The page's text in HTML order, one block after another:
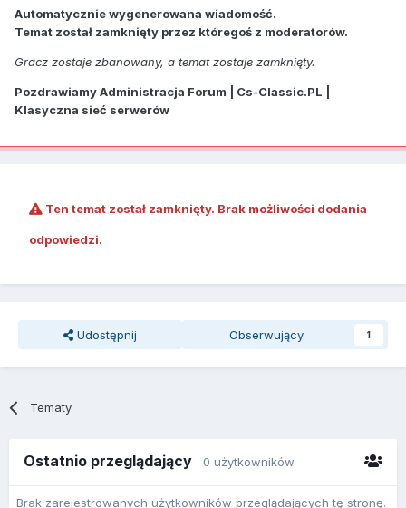
Automatycznie wygenerowana wiadomość.
Temat został zamknięty przez któregoś z moderatorów.
Gracz zostaje zbanowany, a temat zostaje zamknięty.
Pozdrawiamy Administracja Forum | Cs-Classic.PL |
Klasyczna sieć serwerów
Ten temat został zamknięty. Brak możliwości dodania
odpowiedzi.
Udostępnij Obserwujący 1
Tematy
Ostatnio przeglądający 0 użytkowników
Brak zarejestrowanych użytkowników przeglądających tę stronę.